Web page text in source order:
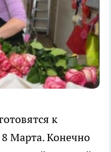
к
Марта. Конечно